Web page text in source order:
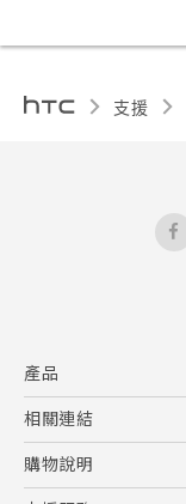
支援
產品
5G
智慧型手機
配件
相關連結
HTC Research
購物說明